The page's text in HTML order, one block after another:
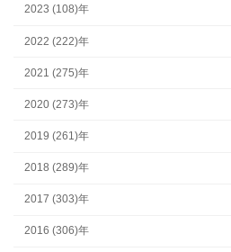
2023 (108)年
2022 (222)年
2021 (275)年
2020 (273)年
2019 (261)年
2018 (289)年
2017 (303)年
2016 (306)年